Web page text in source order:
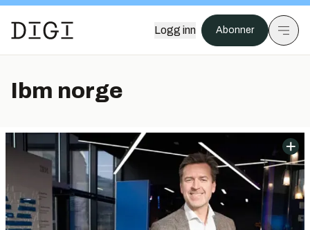
Logg inn Abonner
Ibm norge